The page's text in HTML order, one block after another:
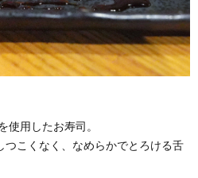
使用したお寿司。
つこくなく、なめらかでとろける舌